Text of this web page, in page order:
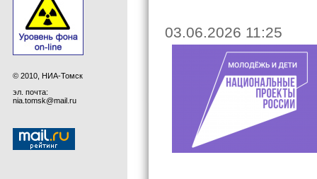
© 2010, НИА-Томск
эл. почта:
nia.tomsk@mail.ru
03.06.2026 11:25